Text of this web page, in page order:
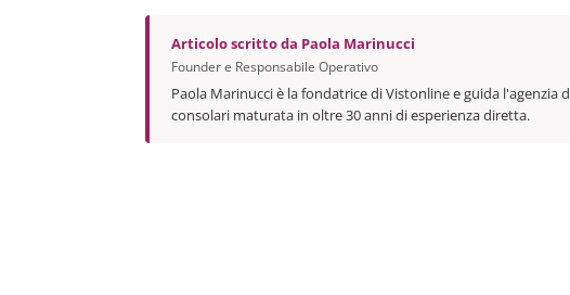
Articolo scritto da Paola Marinucci
Founder e Responsabile Operativo
Paola Marinucci è la fondatrice di Vistonline e guida
consolari maturata in oltre 30 anni di esperienza diretta.